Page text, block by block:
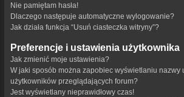
Nie pamiętam hasła!
Dlaczego następuje automatyczne wylogowanie?
Jak działa funkcja “Usuń ciasteczka witryny”?
Preferencje i ustawienia użytkownika
Jak zmienić moje ustawienia?
W jaki sposób można zapobiec wyświetlaniu nazwy
użytkowników przeglądających forum?
Jest wyświetlany nieprawidłowy czas!